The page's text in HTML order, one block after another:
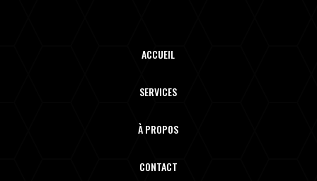
ACCUEIL
SERVICES
À PROPOS
CONTACT